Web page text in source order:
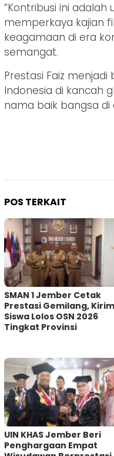
“Kontribusi ini adalah
memperkaya kajian
keagamaan di era
semangat.
Prestasi Faiz
Indonesia di kancah
nama baik bangsa di
POS TERKAIT
SMAN 1 Jember Cetak
Prestasi Gemilang, Kirim
Siswa Lolos OSN 2026
Tingkat Provinsi
UIN KHAS Jember Beri
Penghargaan Empat